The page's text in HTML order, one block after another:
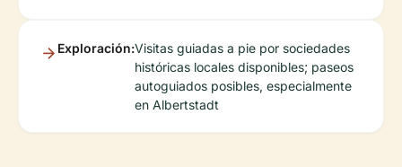
Exploración:Visitas guiadas a pie por sociedades
históricas locales disponibles; paseos
autoguiados posibles, especialmente
en Albertstadt